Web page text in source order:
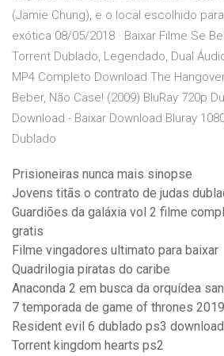
(Jamie Chung), e o local escolhido
exótica 08/05/2018 · Baixar Filme Se
Torrent Dublado, Legendado, Dual
MP4 Completo Download The
Beber, Não Case! (2009) BluRay 720p
Download - Baixar Download Bluray
Dublado
Prisioneiras nunca mais sinopse
Jovens titãs o contrato de judas
Guardiões da galáxia vol 2 filme
gratis
Filme vingadores ultimato para baixar
Quadrilogia piratas do caribe
Anaconda 2 em busca da orquídea
7 temporada de game of thrones 2019
Resident evil 6 dublado ps3 download
Torrent kingdom hearts ps2